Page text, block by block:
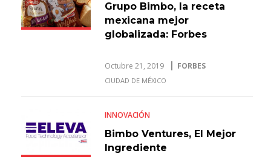
Grupo Bimbo, la receta
mexicana mejor
globalizada: Forbes
Octubre 21, 2019 FORBES
CIUDAD DE MÉXICO
INNOVACIÓN
Bimbo Ventures, El Mejor
Ingrediente